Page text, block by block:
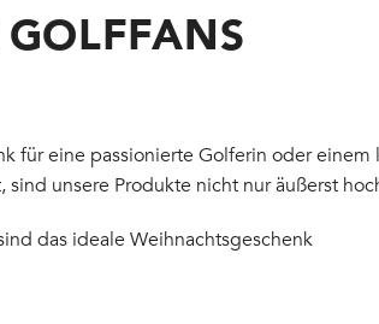
für eine passionierte Golferin oder
unsere Produkte nicht nur äußerst
das ideale Weihnachtsgeschenk